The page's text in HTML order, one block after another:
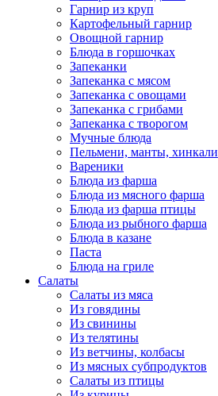
Гарнир из круп
Картофельный гарнир
Овощной гарнир
Блюда в горшочках
Запеканки
Запеканка с мясом
Запеканка с овощами
Запеканка с грибами
Запеканка с творогом
Мучные блюда
Пельмени, манты, хинкали
Вареники
Блюда из фарша
Блюда из мясного фарша
Блюда из фарша птицы
Блюда из рыбного фарша
Блюда в казане
Паста
Блюда на гриле
Салаты
Салаты из мяса
Из говядины
Из свинины
Из телятины
Из ветчины, колбасы
Из мясных субпродуктов
Салаты из птицы